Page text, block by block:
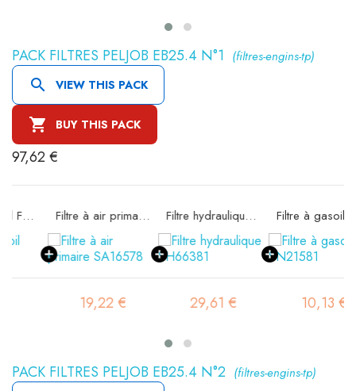
PACK FILTRES PELJOB EB25.4 N°1 (filtres-engins-tp)
 VIEW THIS PACK
 BUY THIS PACK
97,62 €
Filtre à air primaire SA16578
19,22 €
Filtre hydraulique SH66381
29,61 €
Filtre à gasoil SN21581
10,13 €
PACK FILTRES PELJOB EB25.4 N°2 (filtres-engins-tp)